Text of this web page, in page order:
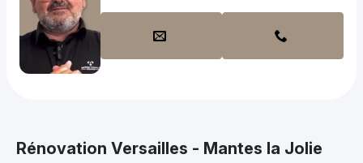
Rénovation Versailles - Mantes la Jolie